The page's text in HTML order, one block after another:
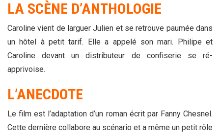
LA SCÈNE D’ANTHOLOGIE
Caroline vient de larguer Julien et se retrouve paumée dans
un hôtel à petit tarif. Elle a appelé son mari. Philipe et
Caroline devant un distributeur de confiserie se ré-
apprivoise.
L’ANECDOTE
Le film est l’adaptation d’un roman écrit par Fanny Chesnel.
Cette dernière collabore au scénario et a même un petit rôle